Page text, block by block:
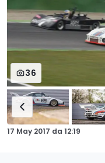
36
17 May 2017 da 12:19